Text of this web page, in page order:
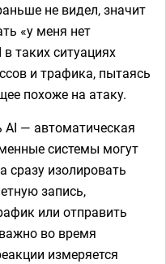
не видел, значит
«у меня нет
таких ситуациях
и трафика, пытаясь
похоже на атаку.
— автоматическая
системы могут
сразу изолировать
запись,
или отправить
во время
измеряется